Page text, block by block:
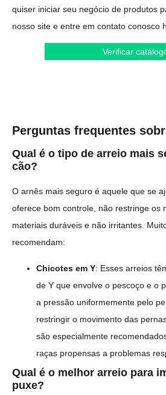
quiser iniciar seu negócio de produtos
nosso site e entre em contato conosco
Verificar
Perguntas frequentes
Qual é o tipo de arreio mais
cão?
O arnês mais seguro é aquele que se
oferece bom controle, não restringe os
materiais duráveis e não irritantes.
recomendam:
Chicotes em Y: Esses arreios
de Y que envolve o pescoço e o
a pressão uniformemente pelo
restringir o movimento das
são especialmente
raças propensas a problemas
Qual é o melhor arreio para
puxe?